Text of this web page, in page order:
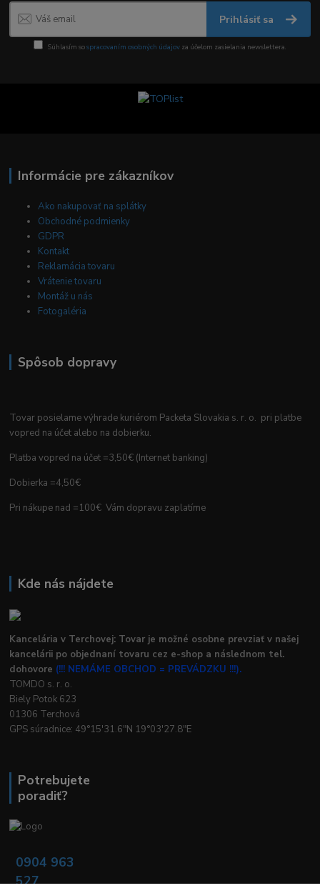
Prihlásiť sa
Súhlasím sospracovaním osobných údajov za účelom zasielania newslettera.
Informácie pre zákazníkov
Ako nakupovať na splátky
Obchodné podmienky
GDPR
Kontakt
Reklamácia tovaru
Vrátenie tovaru
Montáž u nás
Fotogaléria
Spôsob dopravy
Tovar posielame výhrade kuriérom Packeta Slovakia s. r. o. pri platbe
vopred na účet alebo na dobierku.
Platba vopred na účet =3,50€ (Internet banking)
Dobierka =4,50€
Pri nákupe nad =100€ Vám dopravu zaplatíme
Kde nás nájdete
Kancelária v Terchovej: Tovar je možné osobne prevziať v našej
kancelárii po objednaní tovaru cez e-shop a následnom tel.
dohovore (!!! NEMÁME OBCHOD = PREVÁDZKU !!!).
TOMDO s. r. o.
Biely Potok 623
01306 Terchová
GPS súradnice: 49°15'31.6"N 19°03'27.8"E
Potrebujete
poradiť?
0904 963
527